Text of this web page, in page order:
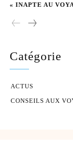
« INAPTE AU
Catégorie
ACTUS
CONSEILS AUX